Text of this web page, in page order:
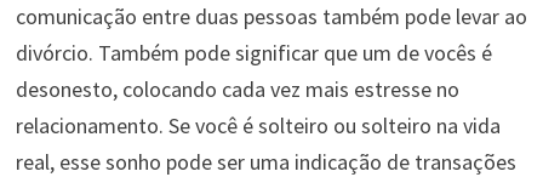
comunicação entre duas pessoas também pode levar ao
divórcio. Também pode significar que um de vocês é
desonesto, colocando cada vez mais estresse no
relacionamento. Se você é solteiro ou solteiro na vida
real, esse sonho pode ser uma indicação de transações